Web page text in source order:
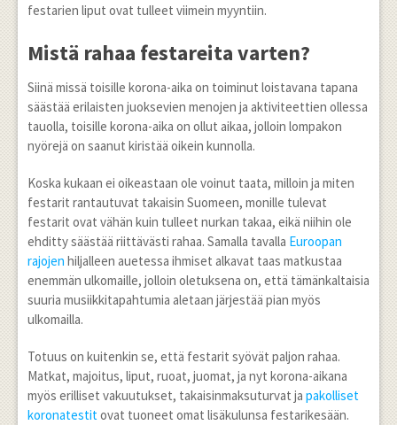
festarien liput ovat tulleet viimein myyntiin.
Mistä rahaa festareita varten?
Siinä missä toisille korona-aika on toiminut loistavana tapana
säästää erilaisten juoksevien menojen ja aktiviteettien ollessa
tauolla, toisille korona-aika on ollut aikaa, jolloin lompakon
nyörejä on saanut kiristää oikein kunnolla.
Koska kukaan ei oikeastaan ole voinut taata, milloin ja miten
festarit rantautuvat takaisin Suomeen, monille tulevat
festarit ovat vähän kuin tulleet nurkan takaa, eikä niihin ole
ehditty säästää riittävästi rahaa. Samalla tavalla Euroopan
rajojen hiljalleen auetessa ihmiset alkavat taas matkustaa
enemmän ulkomaille, jolloin oletuksena on, että tämänkaltaisia
suuria musiikkitapahtumia aletaan järjestää pian myös
ulkomailla.
Totuus on kuitenkin se, että festarit syövät paljon rahaa.
Matkat, majoitus, liput, ruoat, juomat, ja nyt korona-aikana
myös erilliset vakuutukset, takaisinmaksuturvat ja pakolliset
koronatestitovat tuoneet omat lisäkulunsa festarikesään.